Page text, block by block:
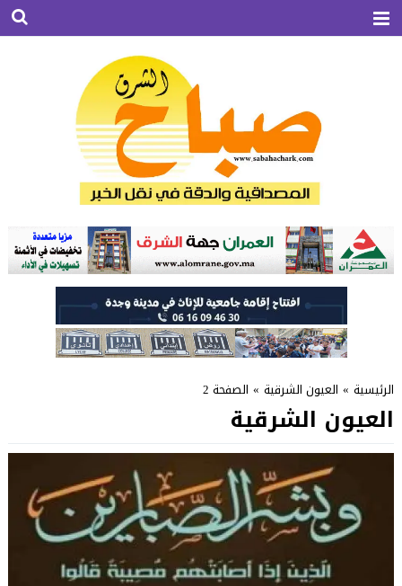
الرئيسية » العيون الشرقية » الصفحة 2
العيون الشرقية